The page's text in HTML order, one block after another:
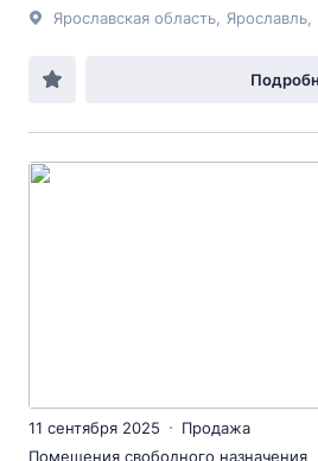
Ярославская область Ярославль
11 сентября 2025
Продажа
Помещения свободного назначения